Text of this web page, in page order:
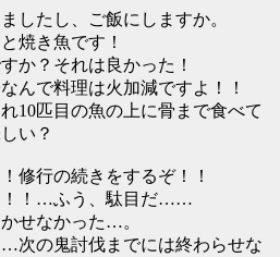
したし、ご飯にしますか。
焼き魚です！
か？それは良かった！
んで料理は火加減ですよ！！
10匹目の魚の上に骨まで食べて
い？
修行の続きをするぞ！！
！！…ふう、駄目だ……
せなかった…。
次の鬼討伐までには終わらせな